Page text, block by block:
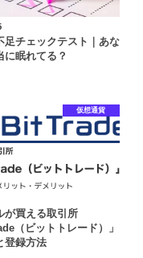
足チェックテスト｜あな
に眠れてる？
仮想通貨
が買える取引所
（ビットトレード）」
登録方法